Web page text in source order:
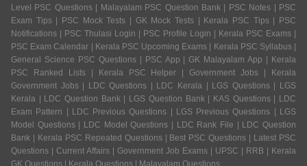
Level PSC Questions | Malayalam PSC Question Bank | PSC Notes | PSC
Exam Tips | PSC Mock Tests | GK Mock Tests | Kerala PSC Tips | PSC
Notifications | PSC Thulasi Login | PSC Profile Login | Kerala PSC Exams |
PSC Exam Calendar | Kerala PSC Upcoming Exams | Kerala PSC Syllabus |
General Science PSC Questions | PSC App | GK Malayalam App | Kerala
PSC Ranked Lists | Kerala PSC Helper | Government Jobs | Kerala
Government Jobs | LDC Questions | LDC Kerala | LGS Questions | LGS
Kerala | LDC Question Bank | LGS Question Bank | KAS Questions | LDC
Exam Pattern | LDC Previous Questions | LGS Previous Questions | LGS
Model Questions | LDC Model Questions | LDC Rank File | LDC Question
Bank | Kerala PSC Repeated Questions | Best PSC Questions | Latest PSC
Questions | Current Affairs | Government Job Exams | UPSC | RRB | Kerala
GK Questions | Kerala Questions | Malayalam Questions